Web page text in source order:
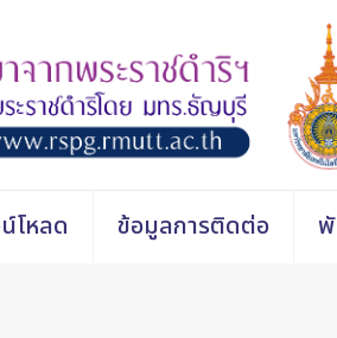
โหลด ข้อมูลการติดต่อ